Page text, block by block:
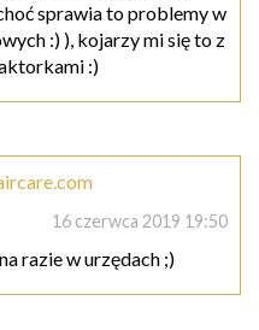
sprawia to problemy w
:) ), kojarzy mi się to z
:)
16 czerwca 2019 19:50
razie w urzędach ;)